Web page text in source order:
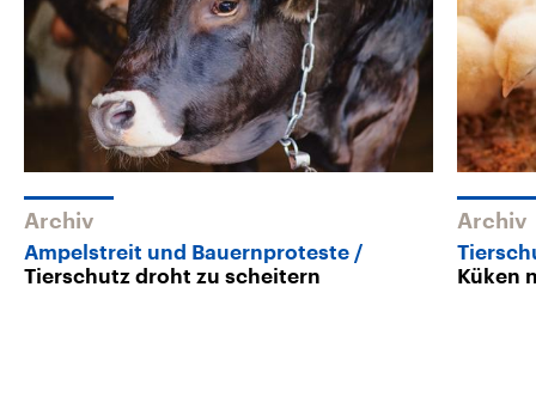
Archiv
Ampelstreit und Bauernproteste
Tierschutz droht zu scheitern
Archiv
Küken